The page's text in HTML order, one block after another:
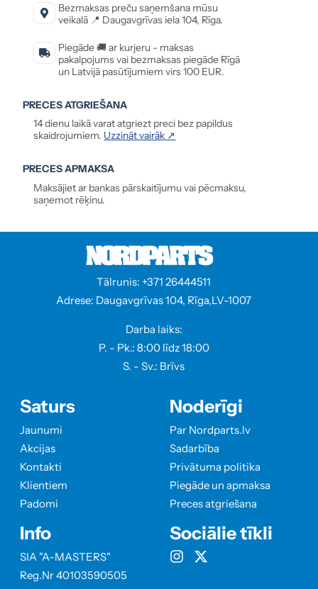
Bezmaksas preču saņemšana mūsu
veikalā 📍 Daugavgrīvas iela 104, Rīga.
Piegāde 🚚 ar kurjeru - maksas
pakalpojums vai bezmaksas piegāde Rīgā
un Latvijā pasūtījumiem virs 100 EUR.
PRECES ATGRIEŠANA
14 dienu laikā varat atgriezt preci bez papildus
skaidrojumiem. Uzzināt vairāk ↗
PRECES APMAKSA
Maksājiet ar bankas pārskaitījumu vai pēcmaksu,
saņemot rēķinu.
Tālrunis: +371 26444511
Adrese: Daugavgrīvas 104, Rīga,LV-1007
Darba laiks:
P. - Pk.: 8:00 līdz 18:00
S. - Sv.: Brīvs
Saturs
Jaunumi
Akcijas
Kontakti
Klientiem
Padomi
Info
SIA "A-MASTERS"
Reg.Nr 40103590505
Noderīgi
Par Nordparts.lv
Sadarbība
Privātuma politika
Piegāde un apmaksa
Preces atgriešana
Sociālie tīkli